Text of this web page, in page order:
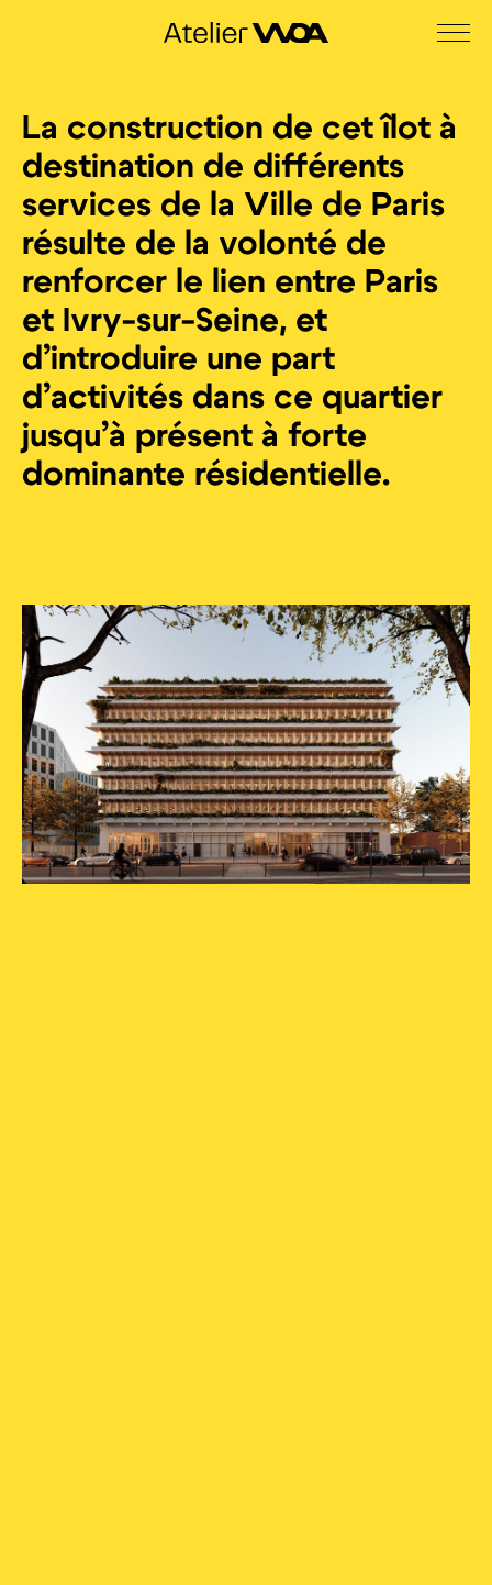
La construction de cet îlot à
destination de différents
services de la Ville de Paris
résulte de la volonté de
renforcer le lien entre Paris
et Ivry-sur-Seine, et
d’introduire une part
d’activités dans ce quartier
jusqu’à présent à forte
dominante résidentielle.